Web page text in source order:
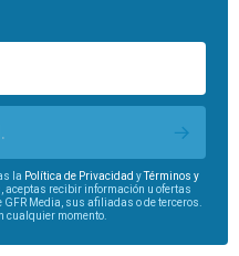
la Política de Privacidad y
Términos y
aceptas recibir información u ofertas
Media, sus afiliadas o de terceros.
cualquier momento.